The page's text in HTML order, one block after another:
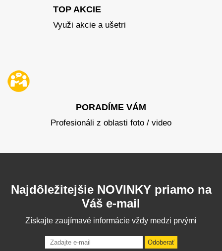
TOP AKCIE
Využi akcie a ušetri
PORADÍME VÁM
Profesionáli z oblasti foto / video
Najdôležitejšie NOVINKY priamo na
Váš e-mail
Získajte zaujímavé informácie vždy medzi prvými
Odoberať